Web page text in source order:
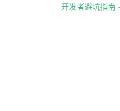
开发者避坑指南